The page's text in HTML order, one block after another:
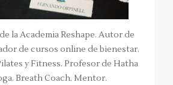
la Academia Reshape. Autor de
de cursos online de bienestar.
y Fitness. Profesor de Hatha
Breath Coach. Mentor.